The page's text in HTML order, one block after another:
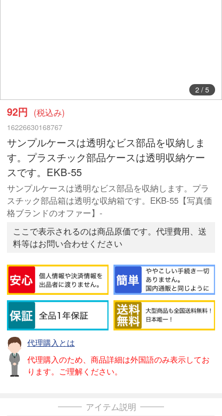
2/ 5
92円 (税込み)
16226630168767
サンプルケースは透明なビス部品を収納しま
す。プラスチック部品ケースは透明収納ケー
スです。EKB-55
サンプルケースは透明なビス部品を収納します。プラ
スチック部品箱は透明な収納箱です。EKB-55【写真価
格ブランドのオファー】-
ここで表示されるのは商品原価です。代理費用、送
料等はお問い合わせください
代理購入とは
代理購入のため、商品詳細は外国語のみ表示してお
ります。ご理解ください。
アイテム説明